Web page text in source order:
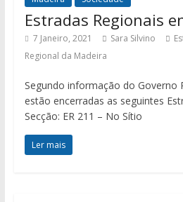
Estradas Regionais
7 Janeiro, 2021 Sara Silvino
Regional da Madeira
Segundo informação do Governo
estão encerradas as seguintes
Secção: ER 211 – No Sítio
Ler mais